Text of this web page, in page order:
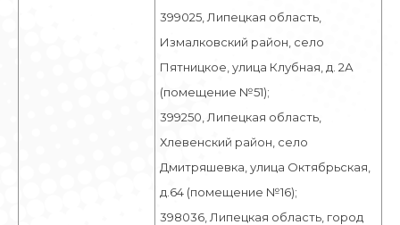
399025, Липецкая область,
Измалковский район, село
Пятницкое, улица Клубная, д. 2А
(помещение №51);
399250, Липецкая область,
Хлевенский район, село
Дмитряшевка, улица Октябрьская,
д.64 (помещение №16);
398036, Липецкая область, город